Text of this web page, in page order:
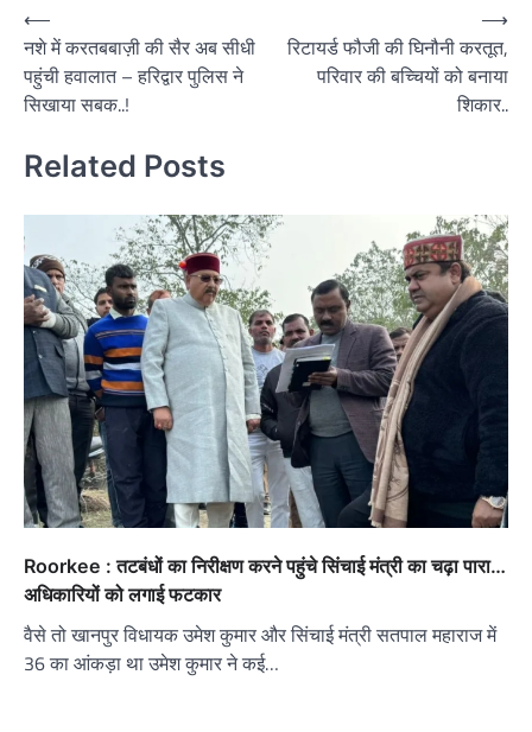
Post
navigation
⟵
नशे में करतबबाज़ी की सैर अब सीधी
पहुंची हवालात – हरिद्वार पुलिस ने
सिखाया सबक..!
रिटायर्ड फौजी की घिनौनी करतूत,
परिवार की बच्चियों को बनाया
शिकार..
⟶
Related Posts
Roorkee : तटबंधों का निरीक्षण करने पहुंचे सिंचाई मंत्री का चढ़ा पारा…
अधिकारियों को लगाई फटकार
वैसे तो खानपुर विधायक उमेश कुमार और सिंचाई मंत्री सतपाल महाराज में
36 का आंकड़ा था उमेश कुमार ने कई…